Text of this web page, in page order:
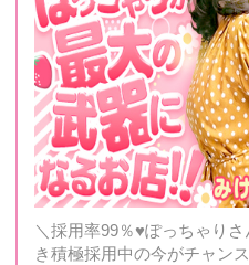
＼採用率99％♥ぽっちゃり
き積極採用中の今がチャン